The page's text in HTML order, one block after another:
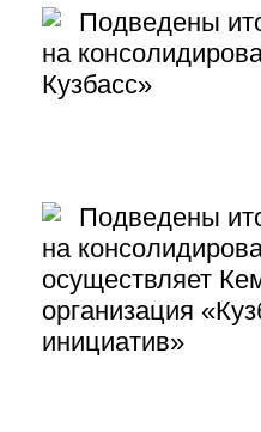
Подведены
на
Кузбасс»
Подведены
на
осуществляет
организация
инициатив»